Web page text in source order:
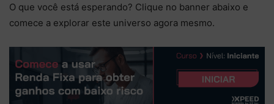
O que você está esperando? Clique no banner abaixo e
comece a explorar este universo agora mesmo.